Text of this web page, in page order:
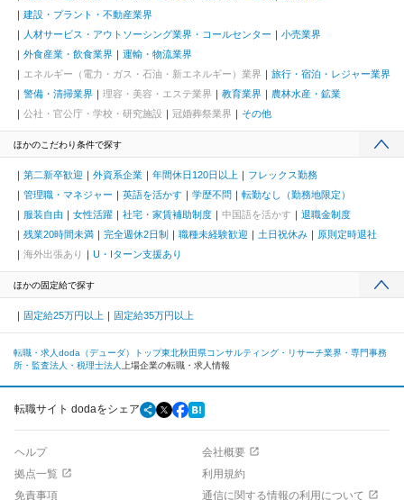
建設・プラント・不動産業界
人材サービス・アウトソーシング業界・コールセンター
小売業界
外食産業・飲食業界
運輸・物流業界
エネルギー（電力・ガス・石油・新エネルギー）業界
旅行・宿泊・レジャー業界
警備・清掃業界
理容・美容・エステ業界 教育業界
農林水産・鉱業
公社・官公庁・学校・研究施設
冠婚葬祭業界 その他
ほかのこだわり条件で探す
第二新卒歓迎 外資系企業 年間休日120日以上
フレックス勤務
管理職・マネジャー
英語を活かす 学歴不問
転勤なし（勤務地限定）
服装自由
女性活躍 社宅・家賃補助制度 中国語を活かす
退職金制度
残業20時間未満
完全週休2日制 職種未経験歓迎 土日祝休み
原則定時退社
海外出張あり
U・Iターン支援あり
ほかの固定給で探す
固定給25万円以上 固定給35万円以上
転職・求人doda（デューダ）トップ東北秋田県コンサルティング・リサーチ業界・専門事務
所・監査法人・税理士法人
上場企業の転職・求人情報
転職サイト dodaをシェア
ヘルプ
会社概要
拠点一覧
利用規約
免責事項
通信に関する情報の利用について